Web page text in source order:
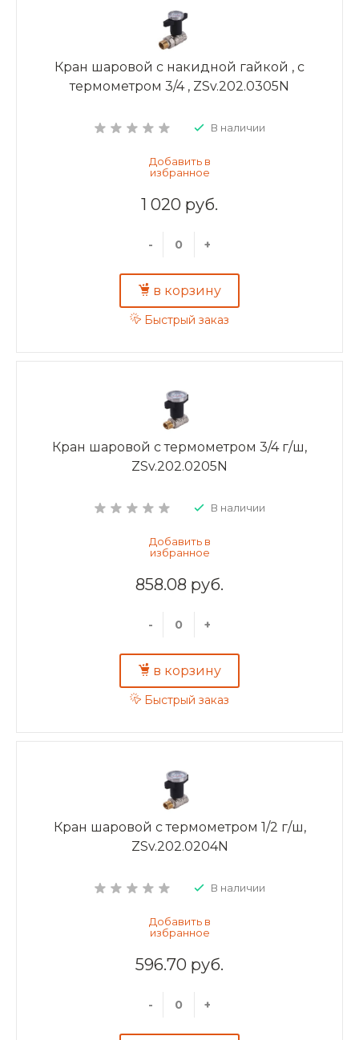
Кран шаровой с накидной гайкой , c
термометром 3/4 , ZSv.202.0305N
В наличии
1 020 руб.
- +
в корзину
Быстрый заказ
Кран шаровой c термометром 3/4 г/ш,
ZSv.202.0205N
В наличии
858.08 руб.
- +
в корзину
Быстрый заказ
Кран шаровой c термометром 1/2 г/ш,
ZSv.202.0204N
В наличии
596.70 руб.
- +